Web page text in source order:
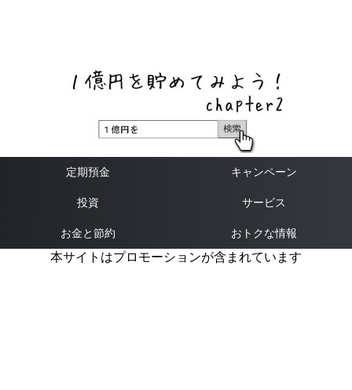
定期預金 キャンペーン
投資 サービス
お金と節約 おトクな情報
本サイトはプロモーションが含まれています